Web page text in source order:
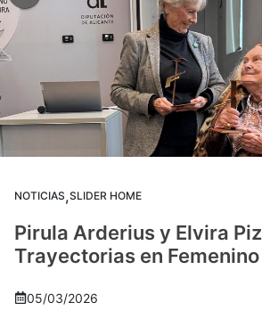
NOTICIAS,SLIDER HOME
Pirula Arderius y Elvira
Trayectorias en Femenino
05/03/2026